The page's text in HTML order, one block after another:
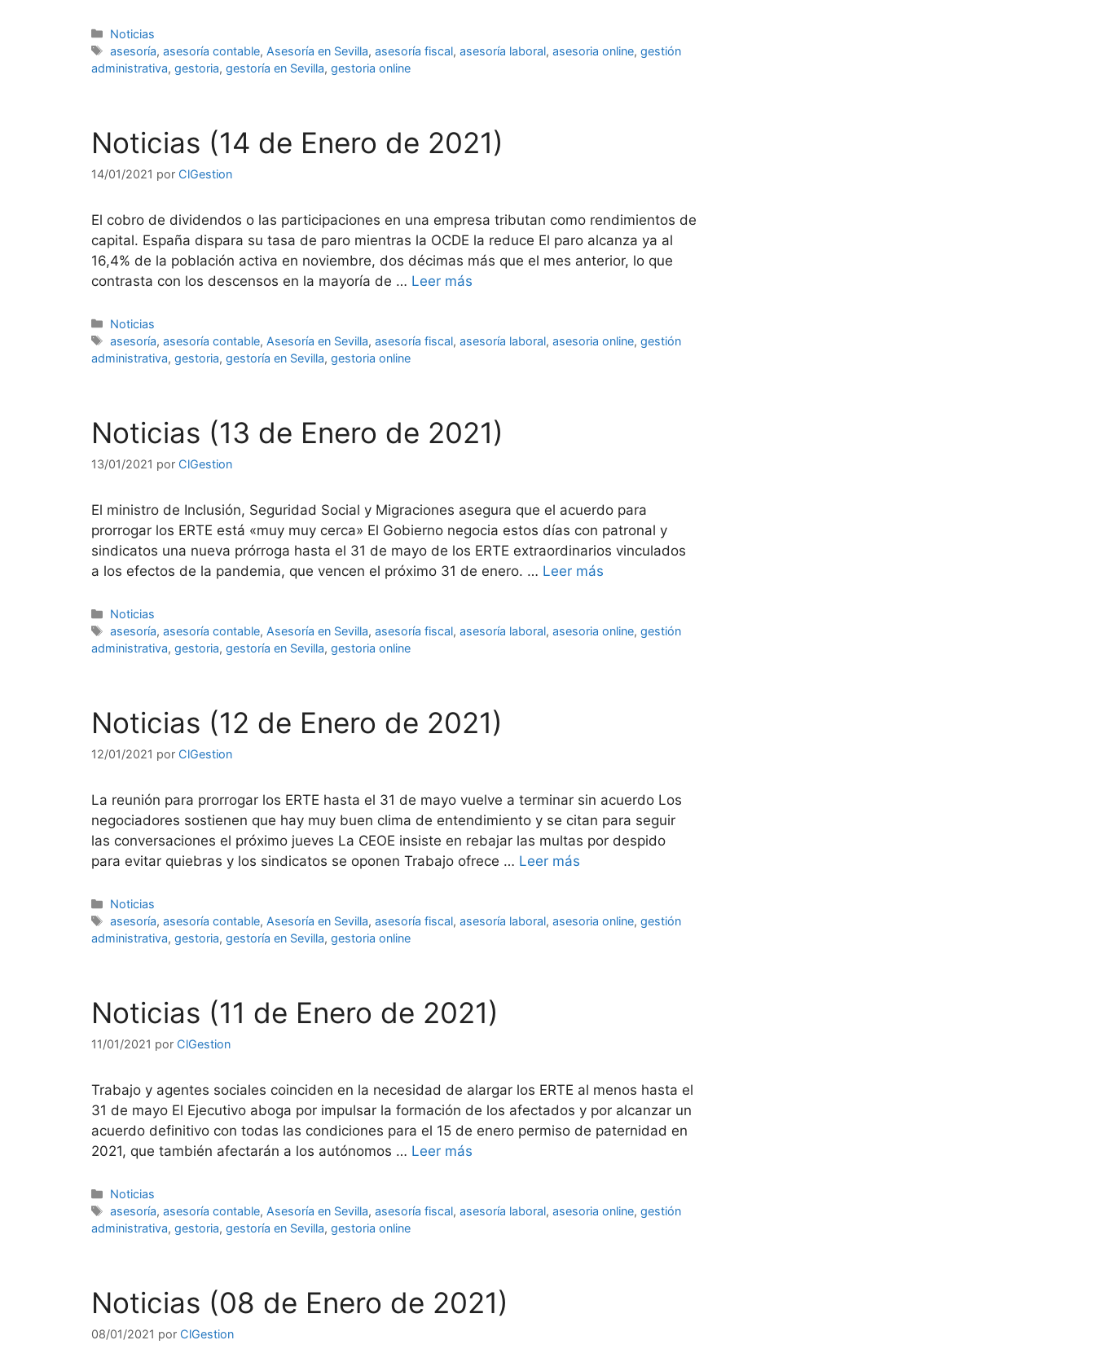
Categorías
Noticias
Etiquetas
asesoría,asesoría contable, Asesoría en Sevilla,asesoría fiscal,asesoría laboral,asesoria online,gestión
administrativa, gestoria, gestoría en Sevilla, gestoria online
Noticias (14 de Enero de 2021)
14/01/2021 por ClGestion
El cobro de dividendos o las participaciones en una empresa tributan como rendimientos de
capital. España dispara su tasa de paro mientras la OCDE la reduce El paro alcanza ya al
16,4% de la población activa en noviembre, dos décimas más que el mes anterior, lo que
contrasta con los descensos en la mayoría de … Leer más
Categorías
Noticias
Etiquetas
asesoría,asesoría contable, Asesoría en Sevilla,asesoría fiscal,asesoría laboral,asesoria online,gestión
administrativa, gestoria, gestoría en Sevilla, gestoria online
Noticias (13 de Enero de 2021)
13/01/2021 por ClGestion
El ministro de Inclusión, Seguridad Social y Migraciones asegura que el acuerdo para
prorrogar los ERTE está «muy muy cerca» El Gobierno negocia estos días con patronal y
sindicatos una nueva prórroga hasta el 31 de mayo de los ERTE extraordinarios vinculados
a los efectos de la pandemia, que vencen el próximo 31 de enero. … Leer más
Categorías
Noticias
Etiquetas
asesoría,asesoría contable, Asesoría en Sevilla,asesoría fiscal,asesoría laboral,asesoria online,gestión
administrativa, gestoria, gestoría en Sevilla, gestoria online
Noticias (12 de Enero de 2021)
12/01/2021 por ClGestion
La reunión para prorrogar los ERTE hasta el 31 de mayo vuelve a terminar sin acuerdo Los
negociadores sostienen que hay muy buen clima de entendimiento y se citan para seguir
las conversaciones el próximo jueves La CEOE insiste en rebajar las multas por despido
para evitar quiebras y los sindicatos se oponen Trabajo ofrece … Leer más
Categorías
Noticias
Etiquetas
asesoría,asesoría contable, Asesoría en Sevilla,asesoría fiscal,asesoría laboral,asesoria online,gestión
administrativa, gestoria, gestoría en Sevilla, gestoria online
Noticias (11 de Enero de 2021)
11/01/2021 por ClGestion
Trabajo y agentes sociales coinciden en la necesidad de alargar los ERTE al menos hasta el
31 de mayo El Ejecutivo aboga por impulsar la formación de los afectados y por alcanzar un
acuerdo definitivo con todas las condiciones para el 15 de enero permiso de paternidad en
2021, que también afectarán a los autónomos … Leer más
Categorías
Noticias
Etiquetas
asesoría,asesoría contable, Asesoría en Sevilla,asesoría fiscal,asesoría laboral,asesoria online,gestión
administrativa, gestoria, gestoría en Sevilla, gestoria online
Noticias (08 de Enero de 2021)
08/01/2021 por ClGestion